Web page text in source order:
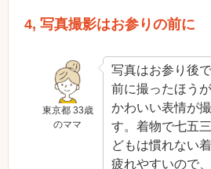
4, 写真撮影はお参りの前に
東京都 33歳
のママ
写真はお参り後
前に撮ったほう
かわいい表情が
す。着物で七五
どもは慣れない
疲れやすいので